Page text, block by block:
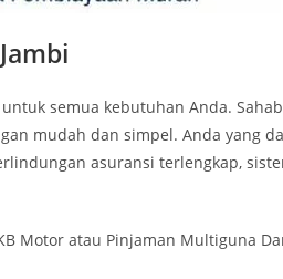
semua kebutuhan Anda.
mudah dan simpel. Anda yang
asuransi terlengkap,
Motor atau Pinjaman Multiguna